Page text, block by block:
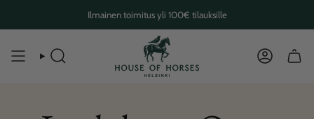
content
Ilmainen toimitus yli 100€ tilauksille
SEARCH